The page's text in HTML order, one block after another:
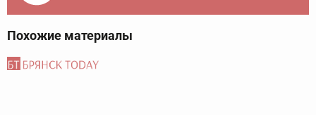
Похожие материалы